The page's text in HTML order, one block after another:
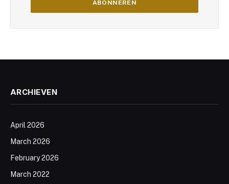
ARCHIEVEN
April 2026
March 2026
February 2026
March 2022